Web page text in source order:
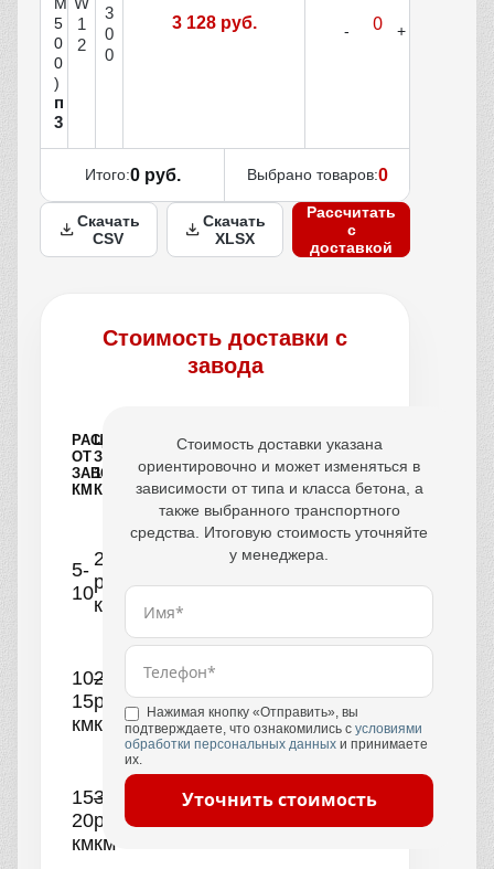
М
5
0
0
)
п
3
1
2
3
0
0
3 128 руб.
Итого:0 руб. Выбрано товаров:0
Скачать
CSV
Скачать
XLSX
Рассчитать
с
доставкой
Стоимость доставки с
завода
РАССТОЯНИЕ
ОТ
ЗАВОДА,
КМ
ЦЕНА
ЗА
1
КУБ
5-
10
250
руб/
км
10–
15
км
290
руб/
км
15–
20
км
300
руб/
км
Стоимость доставки указана
ориентировочно и может изменяться в
зависимости от типа и класса бетона, а
также выбранного транспортного
средства. Итоговую стоимость уточняйте
у менеджера.
Нажимая кнопку «Отправить», вы
подтверждаете, что ознакомились с условиями
обработки персональных данных и принимаете
их.
Уточнить стоимость